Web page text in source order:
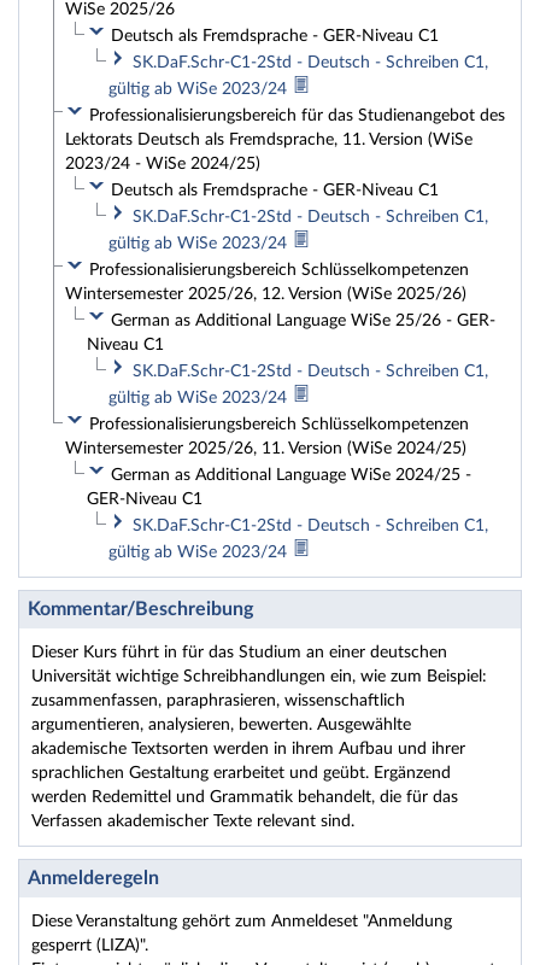
WiSe 2025/26
Deutsch als Fremdsprache - GER-Niveau C1
SK.DaF.Schr-C1-2Std - Deutsch - Schreiben C1,
gültig ab WiSe 2023/24
Professionalisierungsbereich für das Studienangebot des
Lektorats Deutsch als Fremdsprache, 11. Version (WiSe
2023/24 - WiSe 2024/25)
Deutsch als Fremdsprache - GER-Niveau C1
SK.DaF.Schr-C1-2Std - Deutsch - Schreiben C1,
gültig ab WiSe 2023/24
Professionalisierungsbereich Schlüsselkompetenzen
Wintersemester 2025/26, 12. Version (WiSe 2025/26)
German as Additional Language WiSe 25/26 - GER-
Niveau C1
SK.DaF.Schr-C1-2Std - Deutsch - Schreiben C1,
gültig ab WiSe 2023/24
Professionalisierungsbereich Schlüsselkompetenzen
Wintersemester 2025/26, 11. Version (WiSe 2024/25)
German as Additional Language WiSe 2024/25 -
GER-Niveau C1
SK.DaF.Schr-C1-2Std - Deutsch - Schreiben C1,
gültig ab WiSe 2023/24
Kommentar/Beschreibung
Dieser Kurs führt in für das Studium an einer deutschen
Universität wichtige Schreibhandlungen ein, wie zum Beispiel:
zusammenfassen, paraphrasieren, wissenschaftlich
argumentieren, analysieren, bewerten. Ausgewählte
akademische Textsorten werden in ihrem Aufbau und ihrer
sprachlichen Gestaltung erarbeitet und geübt. Ergänzend
werden Redemittel und Grammatik behandelt, die für das
Verfassen akademischer Texte relevant sind.
Anmelderegeln
Diese Veranstaltung gehört zum Anmeldeset "Anmeldung
gesperrt (LIZA)".